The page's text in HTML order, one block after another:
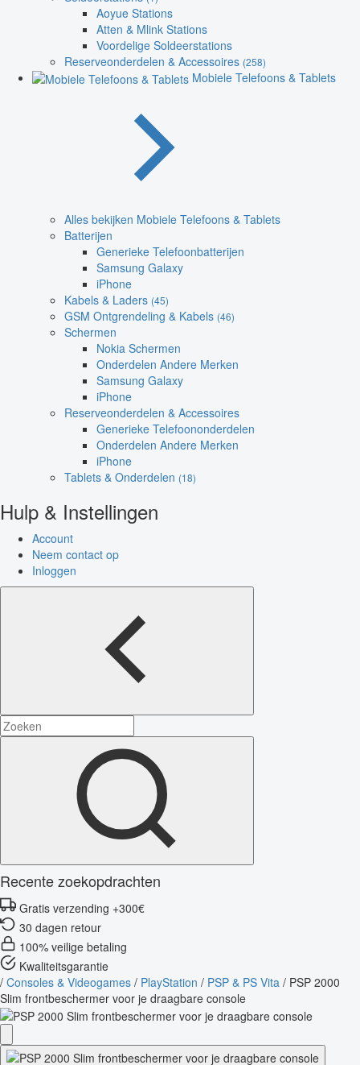
Aoyue Stations
Atten & Mlink Stations
Voordelige Soldeerstations
Reserveonderdelen & Accessoires (258)
Mobiele Telefoons & Tablets
Alles bekijken Mobiele Telefoons & Tablets
Batterijen
Generieke Telefoonbatterijen
Samsung Galaxy
iPhone
Kabels & Laders (45)
GSM Ontgrendeling & Kabels (46)
Schermen
Nokia Schermen
Onderdelen Andere Merken
Samsung Galaxy
iPhone
Reserveonderdelen & Accessoires
Generieke Telefoononderdelen
Onderdelen Andere Merken
iPhone
Tablets & Onderdelen (18)
Hulp & Instellingen
Account
Neem contact op
Inloggen
Recente zoekopdrachten
Gratis verzending +300€
30 dagen retour
100% veilige betaling
Kwaliteitsgarantie
/ Consoles & Videogames / PlayStation / PSP & PS Vita / PSP 2000
Slim frontbeschermer voor je draagbare console